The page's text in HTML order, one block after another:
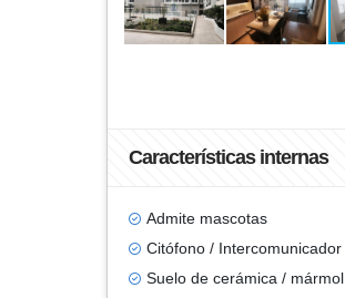
Características internas
Admite mascotas
Citófono / Intercomunicador
Suelo de cerámica / mármol